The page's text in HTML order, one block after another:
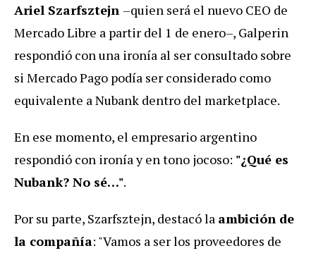
Ariel Szarfsztejn –quien será el nuevo CEO de
Mercado Libre a partir del 1 de enero–, Galperin
respondió con una ironía al ser consultado sobre
si Mercado Pago podía ser considerado como
equivalente a Nubank dentro del marketplace.
En ese momento, el empresario argentino
respondió con ironía y en tono jocoso: "¿Qué es
Nubank? No sé…".
Por su parte, Szarfsztejn, destacó la ambición de
la compañía: "Vamos a ser los proveedores de